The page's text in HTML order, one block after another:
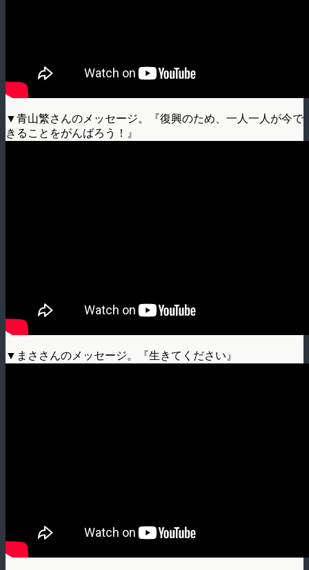
▼青山繁さんのメッセージ。『復興のため、一人一人が今で
きることをがんばろう！』
▼まささんのメッセージ。『生きてください』